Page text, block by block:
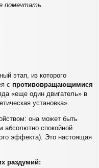
помечтать.
этап, из которого
с противовращающимися
«еще один двигатель» в
установка».
она может быть
абсолютно спокойной
эффекта). Это настоящая
раздумий: